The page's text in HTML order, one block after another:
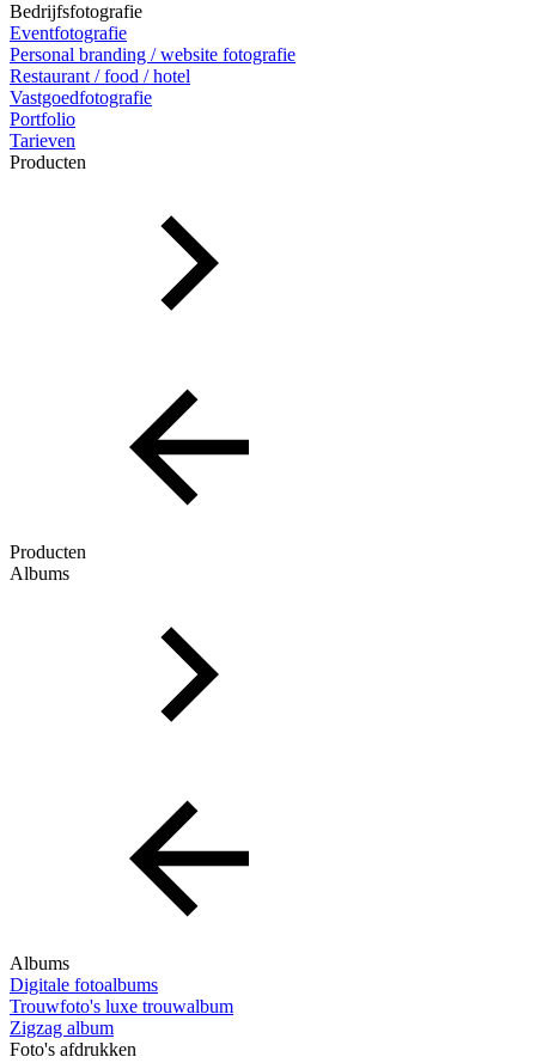
Bedrijfsfotografie
Eventfotografie
Personal branding / website fotografie
Restaurant / food / hotel
Vastgoedfotografie
Portfolio
Tarieven
Producten
Producten
Albums
Albums
Digitale fotoalbums
Trouwfoto's luxe trouwalbum
Zigzag album
Foto's afdrukken